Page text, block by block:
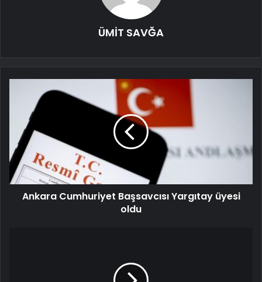
ÜMİT SAVĞA
Ankara Cumhuriyet Başsavcısı Yargıtay üyesi
oldu